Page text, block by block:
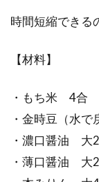
時間短縮できる
【材料】
・もち米 4合
・金時豆（水
・濃口醤油 大2
・薄口醤油 大2